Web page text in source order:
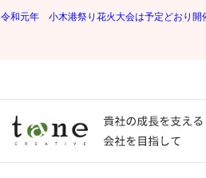
令和元年 小木港祭り花火大会は予定どおり開